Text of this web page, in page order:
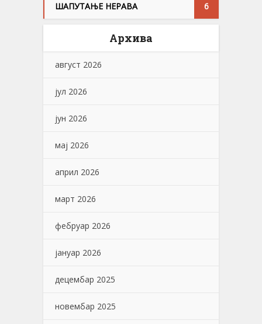
ШАПУТАЊЕ НЕРАВА 6
Архива
август 2026
јул 2026
јун 2026
мај 2026
април 2026
март 2026
фебруар 2026
јануар 2026
децембар 2025
новембар 2025